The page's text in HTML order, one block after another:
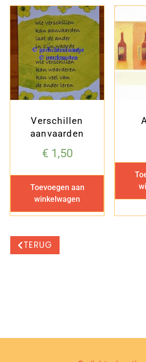
Verschillen
aanvaarden
€1,50
Toevoegen aan
winkelwagen
TERUG